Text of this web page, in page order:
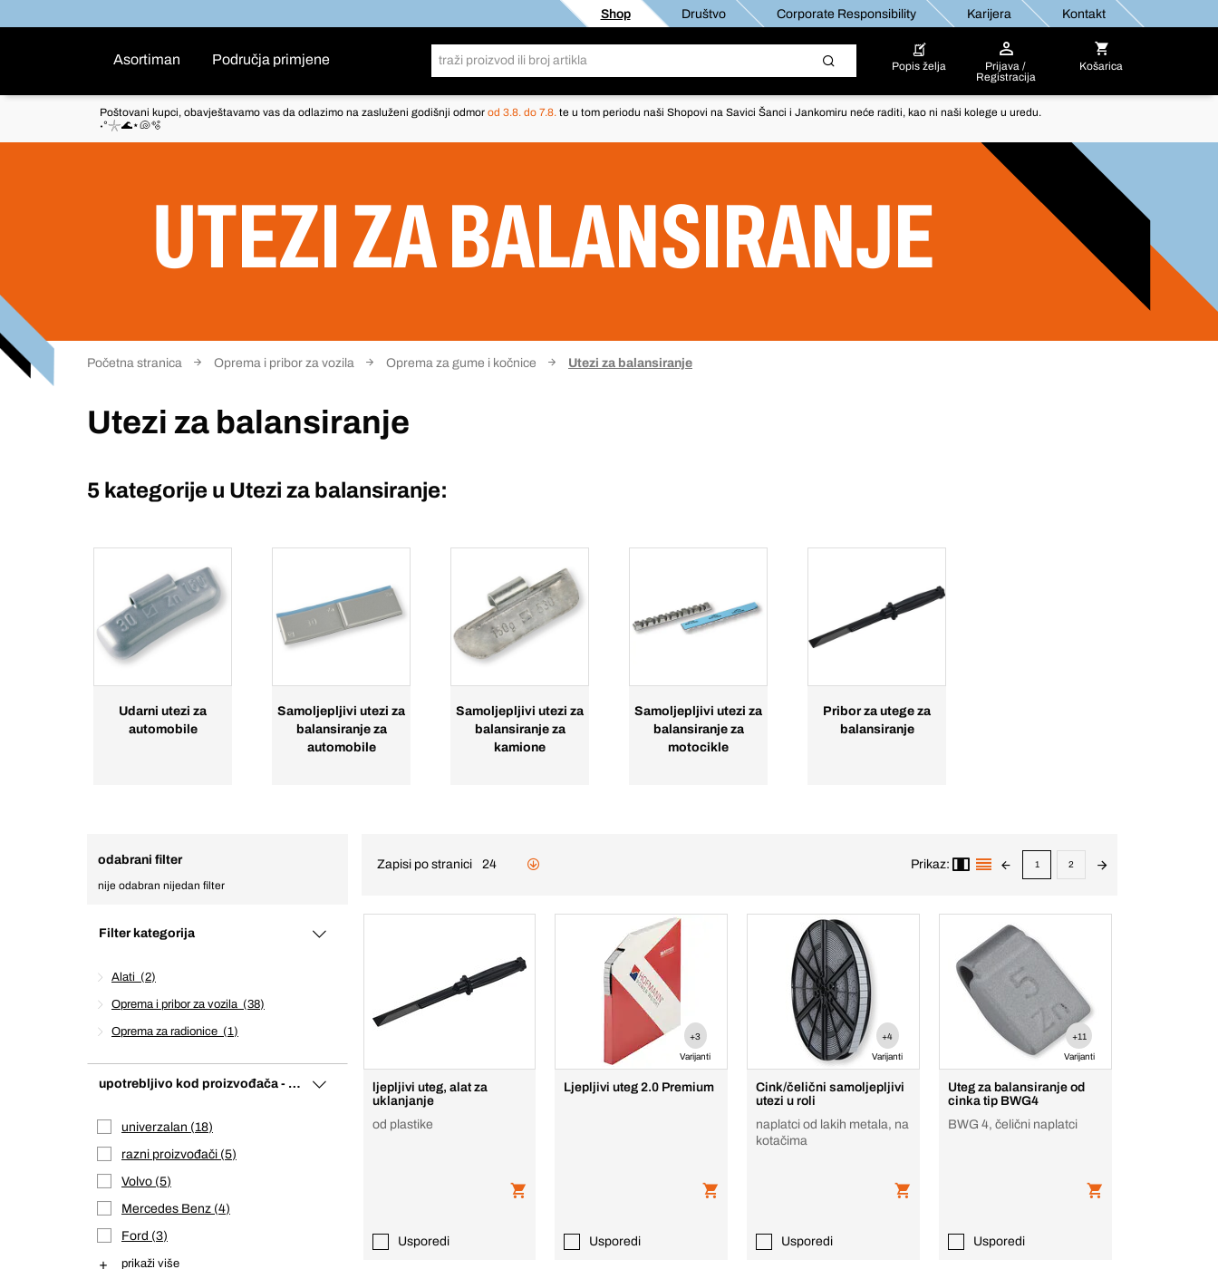
Shop Društvo Corporate Responsibility Karijera Kontakt
Asortiman Područja primjene Popis želja
Prijava /
Registracija
Košarica
Poštovani kupci, obavještavamo vas da odlazimo na zasluženi godišnji odmor od 3.8. do 7.8. te u tom periodu naši Shopovi na Savici Šanci i Jankomiru neće raditi, kao ni naši kolege u uredu.
˖°𓇼🌊⋆🐚🫧
UTEZI ZA BALANSIRANJE
Početna stranica Oprema i pribor za vozila Oprema za gume i kočnice Utezi za balansiranje
Utezi za balansiranje
5 kategorije u Utezi za balansiranje:
Udarni utezi za
automobile
Samoljepljivi utezi za
balansiranje za
automobile
Samoljepljivi utezi za
balansiranje za
kamione
Samoljepljivi utezi za
balansiranje za
motocikle
Pribor za utege za
balansiranje
odabrani filter
nije odabran nijedan filter
Filter kategorija
Alati 2
Oprema i pribor za vozila 38
Oprema za radionice 1
upotrebljivo kod proizvođača - vozila
univerzalan
18
razni proizvođači 5
Volvo 5
Mercedes Benz 4
Ford
3
prikaži više
Zapisi po stranici 24 Prikaz: 1 2
ljepljivi uteg, alat za
uklanjanje
od plastike
Usporedi
+3
Varijanti
Ljepljivi uteg 2.0 Premium
Usporedi
+4
Varijanti
Cink/čelični samoljepljivi
utezi u roli
naplatci od lakih metala, na
kotačima
Usporedi
+11
Varijanti
Uteg za balansiranje od
cinka tip BWG4
BWG 4, čelični naplatci
Usporedi